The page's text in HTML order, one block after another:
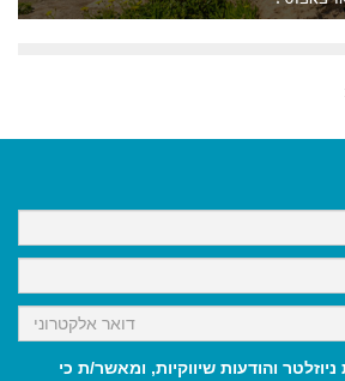
והודעות שיווקיות, ומאשר/ת כי